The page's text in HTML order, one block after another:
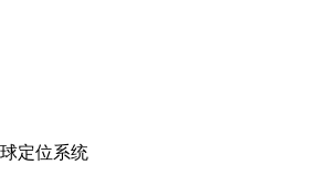
定位系统